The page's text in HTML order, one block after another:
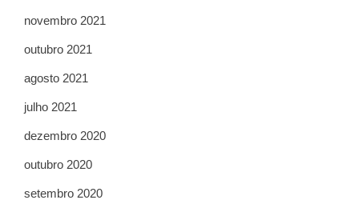
novembro 2021
outubro 2021
agosto 2021
julho 2021
dezembro 2020
outubro 2020
setembro 2020